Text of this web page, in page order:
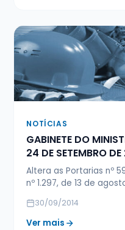
NOTÍCIAS
GABINETE DO
24 DE SETEMBRO
Altera as Portarias nº
nº 1.297, de 13 de
30/09/2014
Ver mais